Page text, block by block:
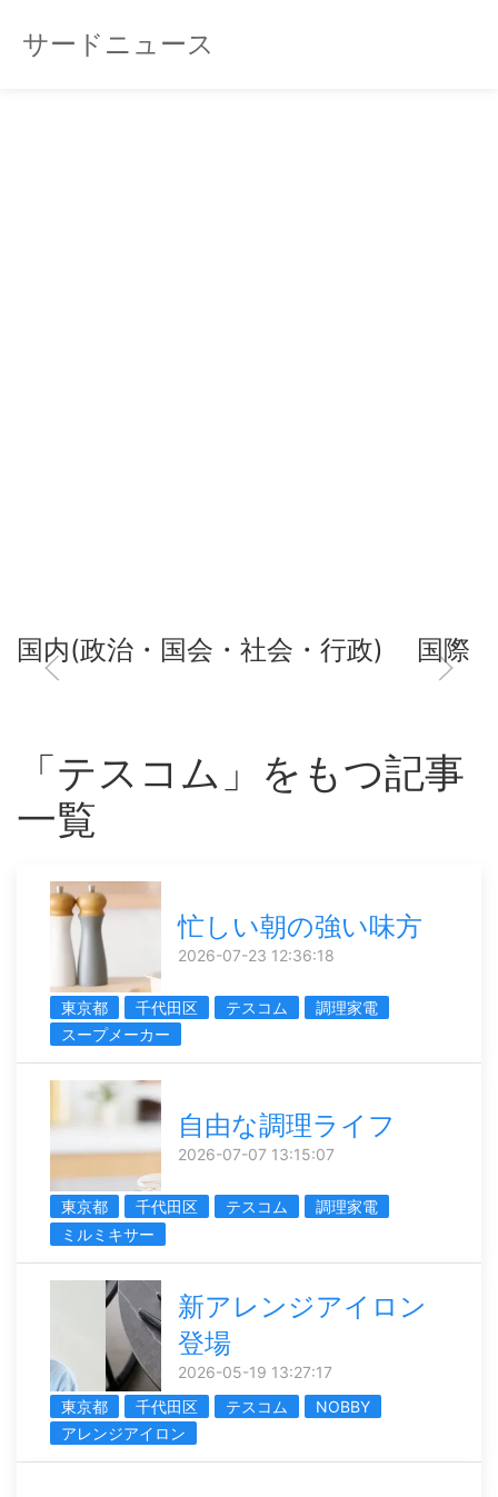
サードニュース
国内(政治・国会・社会・行政) 国際
「テスコム」をもつ記事
一覧
忙しい朝の強い味方
2026-07-23 12:36:18
東京都 千代田区 テスコム
調理家電
スープメーカー
自由な調理ライフ
2026-07-07 13:15:07
東京都 千代田区 テスコム
調理家電
ミルミキサー
新アレンジアイロン
登場
2026-05-19 13:27:17
東京都
千代田区 テスコム
NOBBY
アレンジアイロン